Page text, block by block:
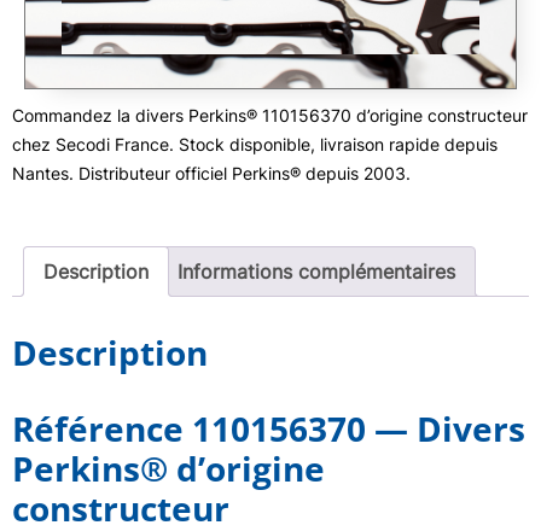
Commandez la divers Perkins® 110156370 d’origine constructeur
chez Secodi France. Stock disponible, livraison rapide depuis
Nantes. Distributeur officiel Perkins® depuis 2003.
Description Informations complémentaires
Description
Référence 110156370 — Divers
Perkins® d’origine
constructeur